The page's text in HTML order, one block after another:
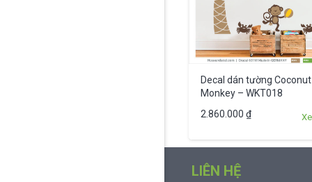
Decal dán tường
Monkey – WKT018
2.860.000 ₫
LIÊN HỆ